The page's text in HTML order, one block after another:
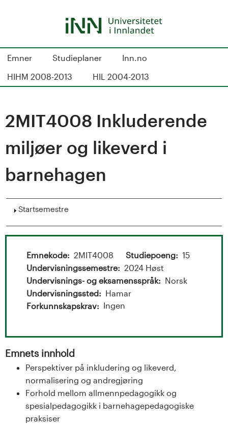
S
d
e
k
t
U
n
Emner Studieplaner
Inn.no
HIHM 2008-2013
HIL 2004-2013
2MIT4008 Inkluderende
miljøer og likeverd i
barnehagen
Vis
Startsemestre
Emnekode 2MIT4008 Studiepoeng
15
Undervisningssemestre
2024 Høst
Undervisnings- og eksamensspråk
Norsk
Undervisningssted
Hamar
Forkunnskapskrav
Ingen
Emnets innhold
Perspektiver på inkludering og likeverd,
normalisering og andregjøring
Forhold mellom allmennpedagogikk og
spesialpedagogikk i barnehagepedagogiske
praksiser